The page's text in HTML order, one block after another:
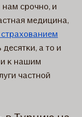
срочно, и
медицина,
десятки, а то и
и к нашим
частной